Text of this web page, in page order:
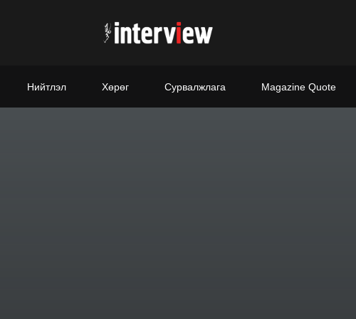
Нийтлэл Хөрөг Сурвалжлага Magazine Quote